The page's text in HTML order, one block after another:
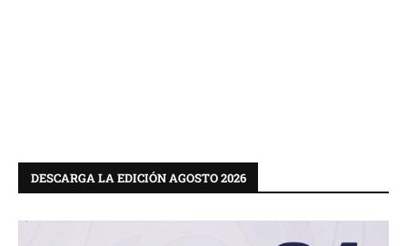
DESCARGA LA EDICIÓN AGOSTO 2026